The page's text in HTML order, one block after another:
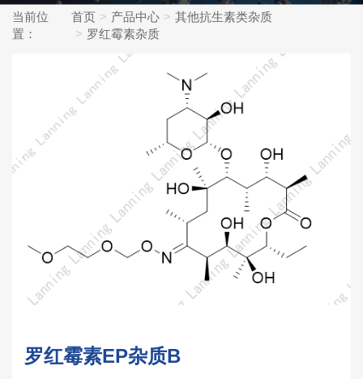
当前位
置：
首页 产品中心
其他抗生素类杂质
罗红霉素杂质
罗红霉素EP杂质B